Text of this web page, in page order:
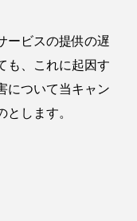
ービスの提供の遅
も、これに起因す
について当キャン
します。